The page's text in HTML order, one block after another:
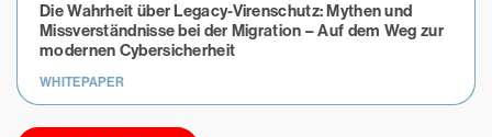
Die Wahrheit über Legacy-Virenschutz: Mythen und
Missverständnisse bei der Migration – Auf dem Weg zur
modernen Cybersicherheit
WHITEPAPER